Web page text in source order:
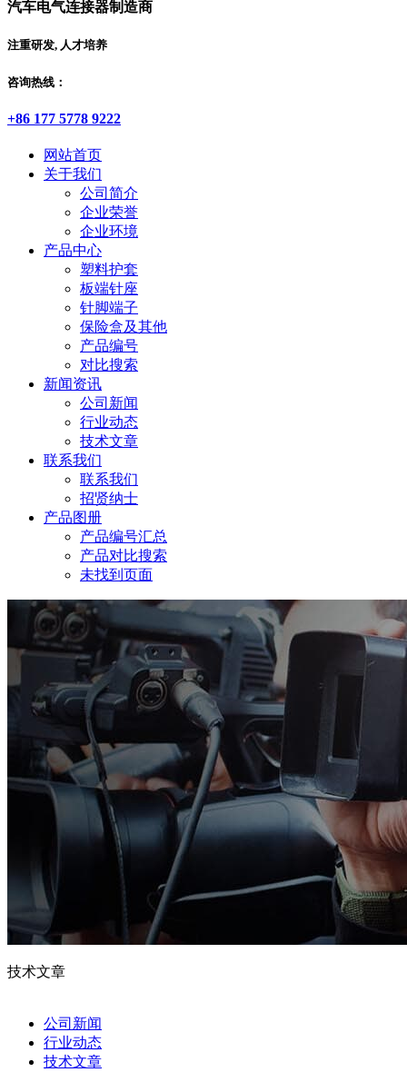
汽车电气连接器制造商
注重研发, 人才培养
咨询热线：
+86 177 5778 9222
网站首页
关于我们
公司简介
企业荣誉
企业环境
产品中心
塑料护套
板端针座
针脚端子
保险盒及其他
产品编号
对比搜索
新闻资讯
公司新闻
行业动态
技术文章
联系我们
联系我们
招贤纳士
产品图册
产品编号汇总
产品对比搜索
未找到页面
技术文章
公司新闻
行业动态
技术文章